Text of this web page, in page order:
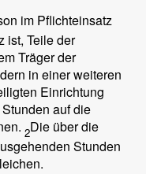
im Pflichteinsatz
ist, Teile der
Träger der
in einer weiteren
Einrichtung
auf die
2Die über die
Stunden